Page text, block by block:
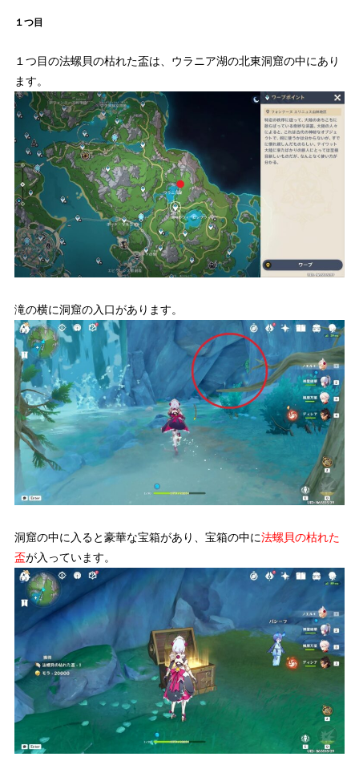
１つ目
１つ目の法螺貝の枯れた盃は、ウラニア湖の北東洞窟の中にあり
ます。
滝の横に洞窟の入口があります。
洞窟の中に入ると豪華な宝箱があり、宝箱の中に法螺貝の枯れた
盃が入っています。